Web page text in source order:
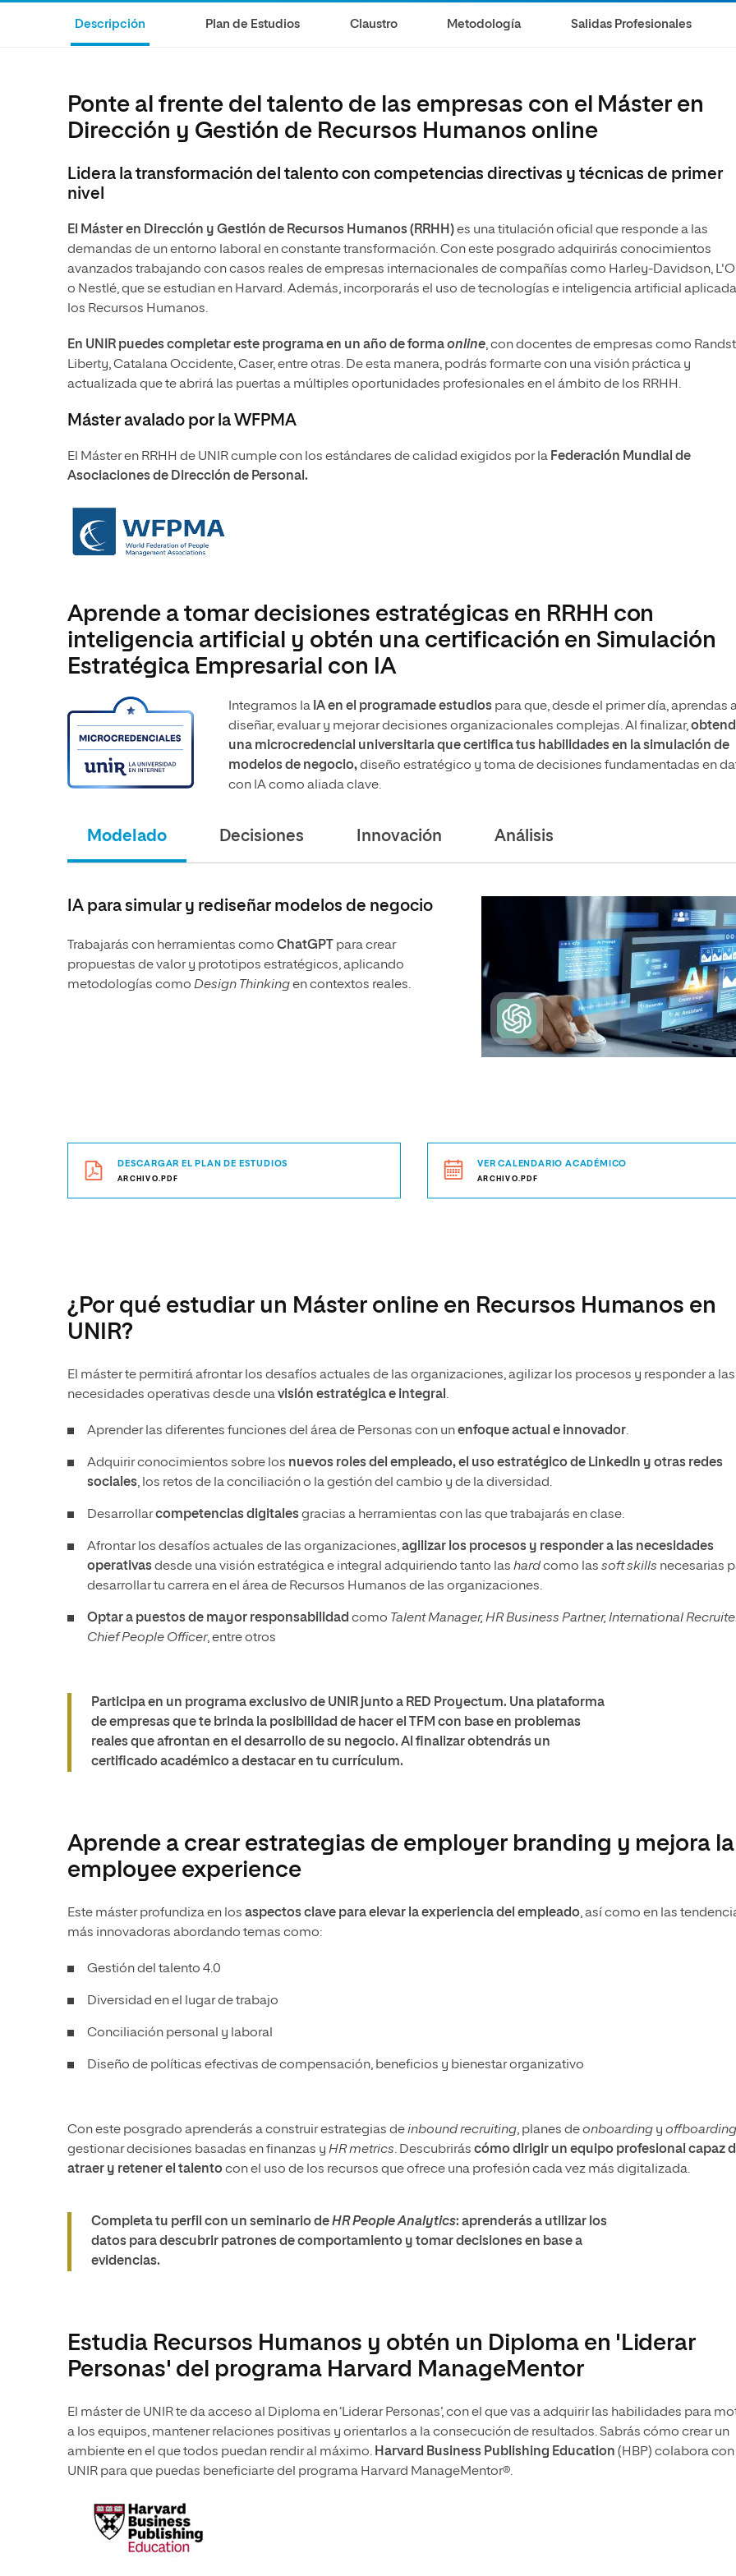
Maestría Universitaria en Dirección Comercial y
Humanidades
Música
Descripción Plan de Estudios Claustro Metodología Salidas Profesionales
Ponte al frente del talento de las empresas con el Máster en
Dirección y Gestión de Recursos Humanos online
Lidera la transformación del talento con competencias directivas y técnicas de primer
nivel
El Máster en Dirección y Gestión de Recursos Humanos (RRHH)es una titulación oficial que responde a las
demandas de un entorno laboral en constante transformación. Con este posgrado adquirirás conocimientos
avanzados trabajando con casos reales de empresas internacionales de compañías como Harley-Davidson,
o Nestlé, que se estudian en Harvard. Además, incorporarás el uso de tecnologías e inteligencia artificial
los Recursos Humanos.
En UNIR puedes completar este programa en un año de formaonline, con docentes de empresas como
Liberty, Catalana Occidente, Caser, entre otras. De esta manera, podrás formarte con una visión práctica y
actualizada que te abrirá las puertas a múltiples oportunidades profesionales en el ámbito de los RRHH.
Máster avalado por la WFPMA
El Máster en RRHH de UNIR cumple con los estándares de calidad exigidos por la Federación Mundial de
Asociaciones de Dirección de Personal.
Aprende a tomar decisiones estratégicas en RRHH con
inteligencia artificial y obtén una certificación en Simulación
Estratégica Empresarial con IA
Integramos la IA en el programade estudios para que, desde el primer día, aprendas
diseñar, evaluar y mejorar decisiones organizacionales complejas. Al finalizar,
una microcredencial universitaria que certifica tus habilidades en la simulación de
modelos de negocio,diseño estratégico y toma de decisiones fundamentadas en
con IA como aliada clave.
Modelado Decisiones Innovación Análisis
IA para simular y rediseñar modelos de negocio
Trabajarás con herramientas como ChatGPT para crear
propuestas de valor y prototipos estratégicos, aplicando
metodologías como Design Thinkingen contextos reales.
DESCARGAR EL PLAN DE ESTUDIOS
ARCHIVO.PDF
VER CALENDARIO ACADÉMICO
ARCHIVO.PDF
¿Por qué estudiar un Máster online en Recursos Humanos en
UNIR?
El máster te permitirá afrontar los desafíos actuales de las organizaciones, agilizar los procesos y responder a las
necesidades operativas desde unavisión estratégica e integral .
Aprender las diferentes funciones del área de Personas con unenfoque actual e innovador.
Adquirir conocimientos sobre los nuevos roles del empleado, el uso estratégico de LinkedIn y otras redes
sociales, los retos de la conciliación o la gestión del cambio y de la diversidad.
Desarrollarcompetencias digitalesgracias a herramientas con las que trabajarás en clase.
Afrontar los desafíos actuales de las organizaciones,agilizar los procesos y responder a las necesidades
operativasdesde una visión estratégica e integral adquiriendo tanto las hardcomo las soft skills necesarias
desarrollar tu carrera en el área de Recursos Humanos de las organizaciones.
Optar a puestos de mayor responsabilidad como Talent Manager, HR Business Partner, International
Chief People Officer, entre otros
Participa en un programa exclusivo de UNIR junto a RED Proyectum. Una plataforma
de empresas que te brinda la posibilidad de hacer el TFM con base en problemas
reales que afrontan en el desarrollo de su negocio. Al finalizar obtendrás un
certificado académico a destacar en tu currículum.
Aprende a crear estrategias de employer branding y mejora la
employee experience
Este máster profundiza en los aspectos clave para elevar la experiencia del empleado, así como en las
más innovadoras abordando temas como:
Gestión del talento 4.0
Diversidad en el lugar de trabajo
Conciliación personal y laboral
Diseño de políticas efectivas de compensación, beneficios y bienestar organizativo
Con este posgrado aprenderás a construir estrategias deinbound recruiting, planes deonboarding y
gestionar decisiones basadas en finanzas y HR metrics. Descubrirás cómo dirigir un equipo profesional capaz
atraer y retener el talentocon el uso de los recursos que ofrece una profesión cada vez más digitalizada.
Completa tu perfil con un seminario deHR People Analytics: aprenderás a utilizar los
datos para descubrir patrones de comportamiento y tomar decisiones en base a
evidencias.
Estudia Recursos Humanos y obtén un Diploma en 'Liderar
Personas' del programa Harvard ManageMentor
El máster de UNIR te da acceso al Diploma en ‘Liderar Personas’, con el que vas a adquirir las habilidades para
a los equipos, mantener relaciones positivas y orientarlos a la consecución de resultados. Sabrás cómo crear un
ambiente en el que todos puedan rendir al máximo. Harvard Business Publishing Education (HBP) colabora con
UNIR para que puedas beneficiarte del programa Harvard ManageMentor®.